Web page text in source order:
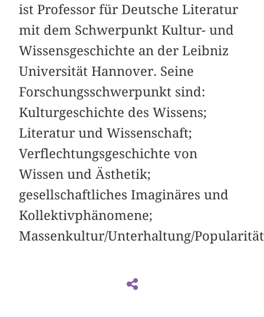
ist Professor für Deutsche Literatur
mit dem Schwerpunkt Kultur- und
Wissensgeschichte an der Leibniz
Universität Hannover. Seine
Forschungsschwerpunkt sind:
Kulturgeschichte des Wissens;
Literatur und Wissenschaft;
Verflechtungsgeschichte von
Wissen und Ästhetik;
gesellschaftliches Imaginäres und
Kollektivphänomene;
Massenkultur/Unterhaltung/